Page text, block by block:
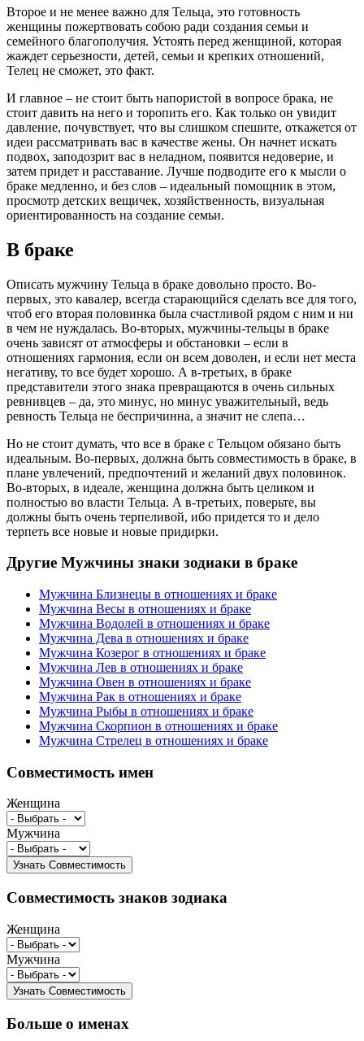
Второе и не менее важно для Тельца, это готовность
женщины пожертвовать собою ради создания семьи и
семейного благополучия. Устоять перед женщиной, которая
жаждет серьезности, детей, семьи и крепких отношений,
Телец не сможет, это факт.
И главное – не стоит быть напористой в вопросе брака, не
стоит давить на него и торопить его. Как только он увидит
давление, почувствует, что вы слишком спешите, откажется от
идеи рассматривать вас в качестве жены. Он начнет искать
подвох, заподозрит вас в неладном, появится недоверие, и
затем придет и расставание. Лучше подводите его к мысли о
браке медленно, и без слов – идеальный помощник в этом,
просмотр детских вещичек, хозяйственность, визуальная
ориентированность на создание семьи.
В браке
Описать мужчину Тельца в браке довольно просто. Во-
первых, это кавалер, всегда старающийся сделать все для того,
чтоб его вторая половинка была счастливой рядом с ним и ни
в чем не нуждалась. Во-вторых, мужчины-тельцы в браке
очень зависят от атмосферы и обстановки – если в
отношениях гармония, если он всем доволен, и если нет места
негативу, то все будет хорошо. А в-третьих, в браке
представители этого знака превращаются в очень сильных
ревнивцев – да, это минус, но минус уважительный, ведь
ревность Тельца не беспричинна, а значит не слепа…
Но не стоит думать, что все в браке с Тельцом обязано быть
идеальным. Во-первых, должна быть совместимость в браке, в
плане увлечений, предпочтений и желаний двух половинок.
Во-вторых, в идеале, женщина должна быть целиком и
полностью во власти Тельца. А в-третьих, поверьте, вы
должны быть очень терпеливой, ибо придется то и дело
терпеть все новые и новые придирки.
Другие Мужчины знаки зодиаки в браке
Мужчина Близнецы в отношениях и браке
Мужчина Весы в отношениях и браке
Мужчина Водолей в отношениях и браке
Мужчина Дева в отношениях и браке
Мужчина Козерог в отношениях и браке
Мужчина Лев в отношениях и браке
Мужчина Овен в отношениях и браке
Мужчина Рак в отношениях и браке
Мужчина Рыбы в отношениях и браке
Мужчина Скорпион в отношениях и браке
Мужчина Стрелец в отношениях и браке
Совместимость имен
Женщина
Мужчина
Совместимость знаков зодиака
Женщина
Мужчина
Больше о именах